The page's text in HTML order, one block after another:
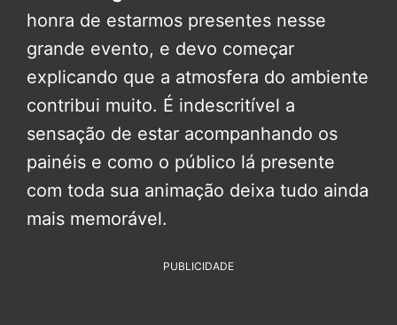
honra de estarmos presentes nesse
grande evento, e devo começar
explicando que a atmosfera do ambiente
contribui muito. É indescritível a
sensação de estar acompanhando os
painéis e como o público lá presente
com toda sua animação deixa tudo ainda
mais memorável.
PUBLICIDADE